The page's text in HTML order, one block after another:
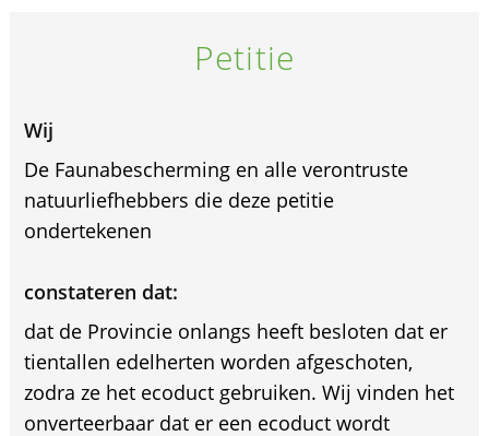
Petitie
Wij
De Faunabescherming en alle verontruste
natuurliefhebbers die deze petitie
ondertekenen
constateren dat:
dat de Provincie onlangs heeft besloten dat er
tientallen edelherten worden afgeschoten,
zodra ze het ecoduct gebruiken. Wij vinden het
onverteerbaar dat er een ecoduct wordt